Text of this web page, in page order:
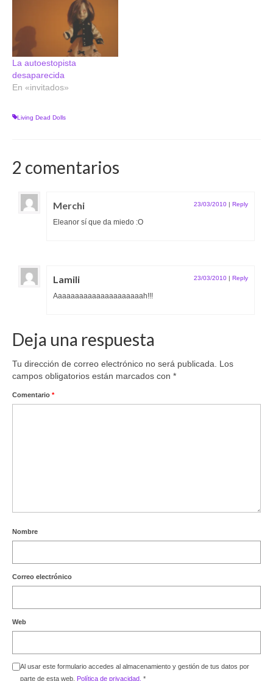
La autoestopista
desaparecida
En «invitados»
Living Dead Dolls
2 comentarios
Merchi 23/03/2010 | Reply
Eleanor sí que da miedo :O
Lamili 23/03/2010 | Reply
Aaaaaaaaaaaaaaaaaaaaah!!!
Deja una respuesta
Tu dirección de correo electrónico no será publicada.
Los
campos obligatorios están marcados con *
Comentario *
Nombre
Correo electrónico
Web
Al usar este formulario accedes al almacenamiento y gestión de tus datos por
parte de esta web. Política de privacidad. *